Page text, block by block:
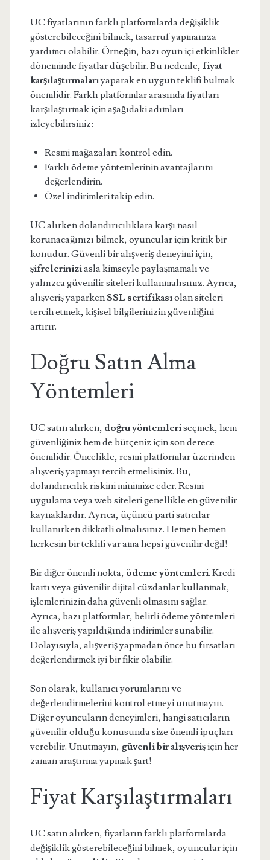
UC fiyatlarının farklı platformlarda değişiklik
gösterebileceğini bilmek, tasarruf yapmanıza
yardımcı olabilir. Örneğin, bazı oyun içi etkinlikler
döneminde fiyatlar düşebilir. Bu nedenle, fiyat
karşılaştırmalarıyaparak en uygun teklifi bulmak
önemlidir. Farklı platformlar arasında fiyatları
karşılaştırmak için aşağıdaki adımları
izleyebilirsiniz:
Resmi mağazaları kontrol edin.
Farklı ödeme yöntemlerinin avantajlarını
değerlendirin.
Özel indirimleri takip edin.
UC alırken dolandırıcılıklara karşı nasıl
korunacağınızı bilmek, oyuncular için kritik bir
konudur. Güvenli bir alışveriş deneyimi için,
şifreleriniziasla kimseyle paylaşmamalı ve
yalnızca güvenilir siteleri kullanmalısınız. Ayrıca,
alışveriş yaparkenSSL sertifikasıolan siteleri
tercih etmek, kişisel bilgilerinizin güvenliğini
artırır.
Doğru Satın Alma
Yöntemleri
UC satın alırken, doğru yöntemleriseçmek, hem
güvenliğiniz hem de bütçeniz için son derece
önemlidir. Öncelikle, resmi platformlar üzerinden
alışveriş yapmayı tercih etmelisiniz. Bu,
dolandırıcılık riskini minimize eder. Resmi
uygulama veya web siteleri genellikle en güvenilir
kaynaklardır. Ayrıca, üçüncü parti satıcılar
kullanırken dikkatli olmalısınız. Hemen hemen
herkesin bir teklifi var ama hepsi güvenilir değil!
Bir diğer önemli nokta, ödeme yöntemleri. Kredi
kartı veya güvenilir dijital cüzdanlar kullanmak,
işlemlerinizin daha güvenli olmasını sağlar.
Ayrıca, bazı platformlar, belirli ödeme yöntemleri
ile alışveriş yapıldığında indirimler sunabilir.
Dolayısıyla, alışveriş yapmadan önce bu fırsatları
değerlendirmek iyi bir fikir olabilir.
Son olarak, kullanıcı yorumlarını ve
değerlendirmelerini kontrol etmeyi unutmayın.
Diğer oyuncuların deneyimleri, hangi satıcıların
güvenilir olduğu konusunda size önemli ipuçları
verebilir. Unutmayın, güvenli bir alışverişiçin her
zaman araştırma yapmak şart!
Fiyat Karşılaştırmaları
UC satın alırken, fiyatların farklı platformlarda
değişiklik gösterebileceğini bilmek, oyuncular için